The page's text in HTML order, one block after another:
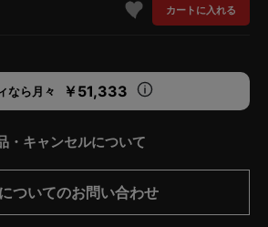
カートに入れる
なら月々 ￥51,333
・キャンセルについて
ついてのお問い合わせ